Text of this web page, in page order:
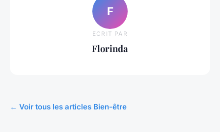
F
ECRIT PAR
Florinda
← Voir tous les articles Bien-être